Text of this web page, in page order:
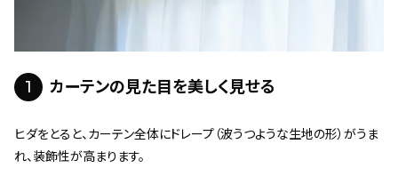
1 カーテンの見た目を美しく見せる
ヒダをとると、カーテン全体にドレープ（波うつような生地の形）がうま
れ、装飾性が高まります。